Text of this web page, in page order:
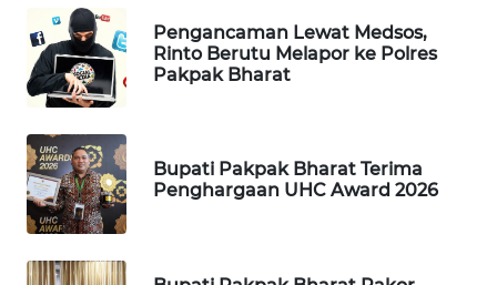
Pengancaman Lewat Medsos,
Rinto Berutu Melapor ke Polres
Pakpak Bharat
Bupati Pakpak Bharat Terima
Penghargaan UHC Award 2026
MEDAN
NEWS
METRO
NEWS
KRT
NEWS